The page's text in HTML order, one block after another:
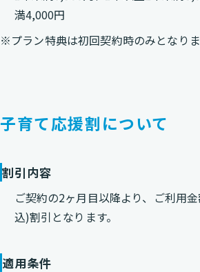
満4,000円
※プラン特典は初回契約時のみとなりま
子育て応援割について
割引内容
ご契約の2ヶ月目以降より、ご利用
込)割引となります。
適用条件